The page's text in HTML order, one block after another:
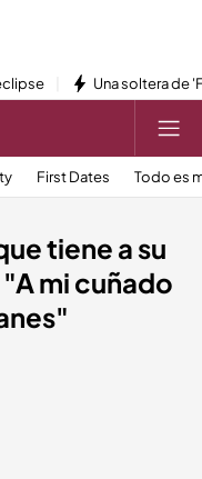
Una soltera de
First Dates Todo es
tiene a su
mi cuñado